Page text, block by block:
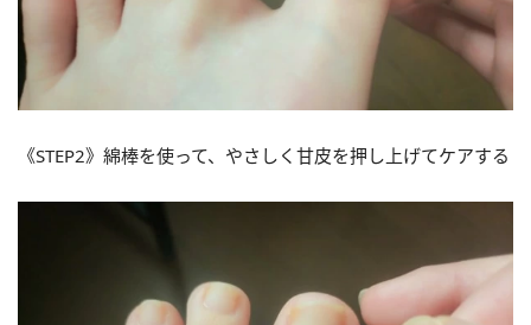
《STEP2》綿棒を使って、やさしく甘皮を押し上げてケアする